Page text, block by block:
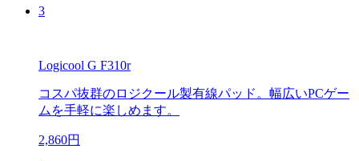
3
Logicool G F310r
コスパ抜群のロジクール製有線パッド。幅広いPCゲー
ムを手軽に楽しめます。
2,860円